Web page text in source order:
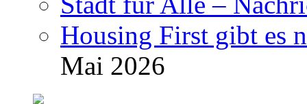
Housing First gibt es
Mai 2026